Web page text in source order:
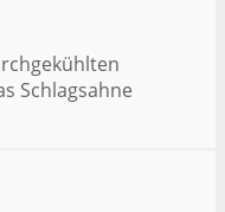
Schlagsahne